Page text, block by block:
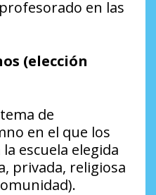
en las
(elección
de
en el que los
escuela elegida
privada, religiosa